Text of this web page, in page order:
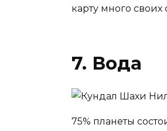
карту много своих
7. Вода
75% планеты